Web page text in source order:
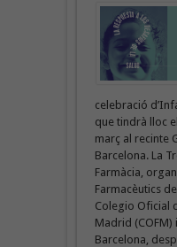
celebració
que tindrà lloc
març al recinte
Barcelona. La
Farmàcia,
Farmacèutics
Colegio Oficial
Madrid
Barcelona,